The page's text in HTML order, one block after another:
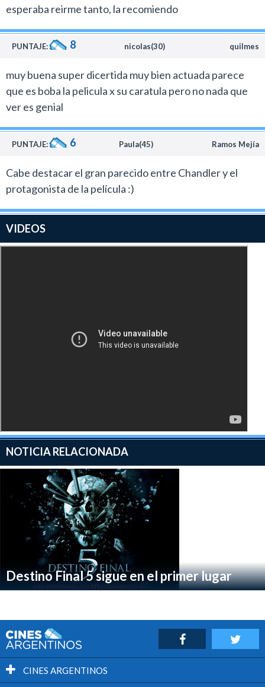
esperaba reirme tanto, la recomiendo
PUNTAJE: 8 nicolas(30) quilmes
muy buena super dicertida muy bien actuada parece
que es boba la pelicula x su caratula pero no nada que
ver es genial
PUNTAJE: 6 Paula(45) Ramos Mejía
Cabe destacar el gran parecido entre Chandler y el
protagonista de la película :)
VIDEOS
NOTICIA RELACIONADA
Destino Final 5 sigue en el primer lugar
CINES ARGENTINOS